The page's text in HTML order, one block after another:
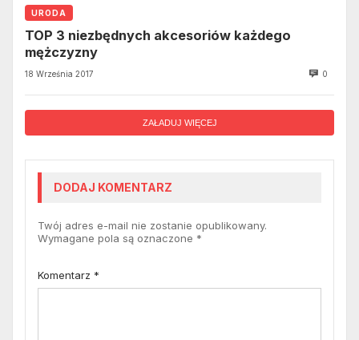
URODA
TOP 3 niezbędnych akcesoriów każdego
mężczyzny
18 Września 2017 0
ZAŁADUJ WIĘCEJ
DODAJ KOMENTARZ
Twój adres e-mail nie zostanie opublikowany.
Wymagane pola są oznaczone *
Komentarz *